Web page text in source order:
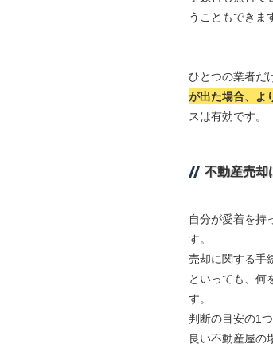
うこともできま
ひとつの業者だ
が出た場合、よ
スは有効です。
不動産売却
自分が愛着を持
す。
売却に関する手
といっても、何
す。
判断の目安の1
良い不動産屋の